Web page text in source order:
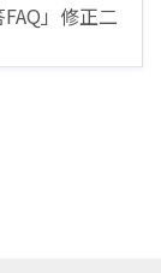
」修正二